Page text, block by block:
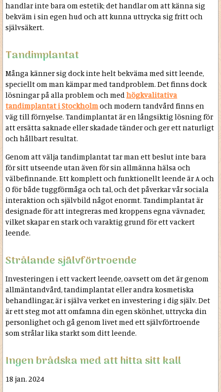
handlar inte bara om estetik; det handlar om att känna sig
bekväm i sin egen hud och att kunna uttrycka sig fritt och
självsäkert.
Tandimplantat
Många känner sig dock inte helt bekväma med sitt leende,
speciellt om man kämpar med tandproblem. Det finns dock
lösningar på alla problem och medhögkvalitativa
tandimplantat i Stockholmoch modern tandvård finns en
väg till förnyelse. Tandimplantat är en långsiktig lösning för
att ersätta saknade eller skadade tänder och ger ett naturligt
och hållbart resultat.
Genom att välja tandimplantat tar man ett beslut inte bara
för sitt utseende utan även för sin allmänna hälsa och
välbefinnande. Ett komplett och funktionellt leende är A och
O för både tuggförmåga och tal, och det påverkar vår sociala
interaktion och självbild något enormt. Tandimplantat är
designade för att integreras med kroppens egna vävnader,
vilket skapar en stark och varaktig grund för ett vackert
leende.
Strålande självförtroende
Investeringen i ett vackert leende, oavsett om det är genom
allmäntandvård, tandimplantat eller andra kosmetiska
behandlingar, är i själva verket en investering i dig själv. Det
är ett steg mot att omfamna din egen skönhet, uttrycka din
personlighet och gå genom livet med ett självförtroende
som strålar lika starkt som ditt leende.
Ingen brådska med att hitta sitt kall
18 jan. 2024